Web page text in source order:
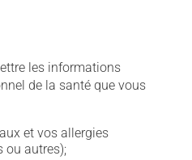
les informations
de la santé que vous
et vos allergies
ou autres);